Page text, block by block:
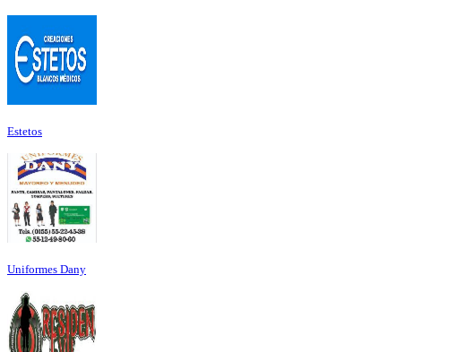
Estetos
Uniformes Dany